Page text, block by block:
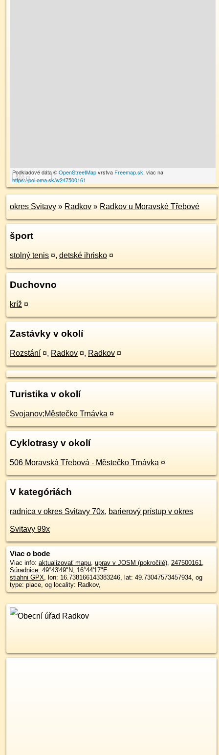
500 m
Podkladové dáta ©OpenStreetMapvrstva Freemap.sk, viac na
https://poi.oma.sk/w247500161
okres Svitavy » Radkov » Radkov u Moravské Třebové
šport
stolný tenis ¤, detské ihrisko ¤
Duchovno
kríž ¤
Zastávky v okolí
Rozstání ¤, Radkov ¤, Radkov ¤
Turistika v okolí
Svojanov;Městečko Trnávka ¤
Cyklotrasy v okolí
506 Moravská Třebová - Městečko Trnávka ¤
V kategóriách
radnica v okres Svitavy 70x, barierový prístup v okres
Svitavy 99x
Viac o bode
Viac info: aktualizovať mapu, uprav v JOSM (pokročilé), 247500161,
Súradnice: 49°43'49"N, 16°44'17"E
stiahni GPX, lon: 16.738166143383246, lat: 49.73047573457934, og
type: place, og locality: Radkov,